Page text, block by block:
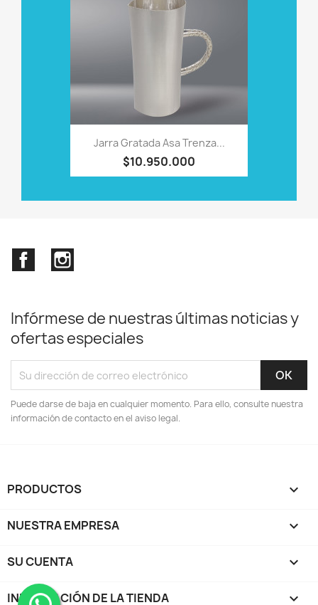
Jarra Gratada Asa Trenza...
$10.950.000
Facebook
Infórmese de nuestras últimas noticias y
ofertas especiales
Puede darse de baja en cualquier momento. Para ello, consulte nuestra
información de contacto en el aviso legal.
PRODUCTOS 
NUESTRA EMPRESA 
SU CUENTA 
INFORMACIÓN DE LA TIENDA keyboard_arrow_down